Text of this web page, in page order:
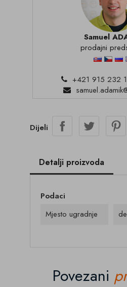
Samuel
prodajni
+421 915 232
Dijeli
Detalji proizvoda
Podaci
Mjesto ugradnje
Povezani